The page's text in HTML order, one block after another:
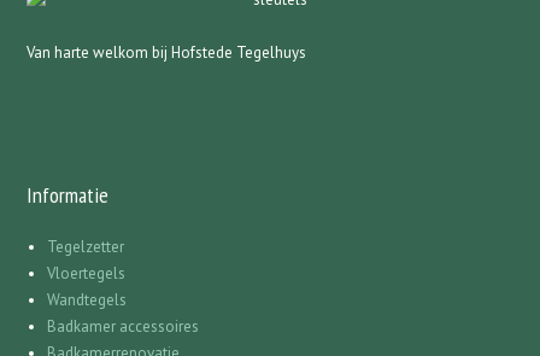
Van harte welkom bij Hofstede Tegelhuys
Informatie
Tegelzetter
Vloertegels
Wandtegels
Badkamer accessoires